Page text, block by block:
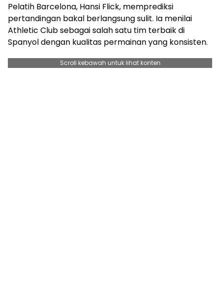
Pelatih Barcelona, Hansi Flick, memprediksi
pertandingan bakal berlangsung sulit. Ia menilai
Athletic Club sebagai salah satu tim terbaik di
Spanyol dengan kualitas permainan yang konsisten.
Scroll kebawah untuk lihat konten